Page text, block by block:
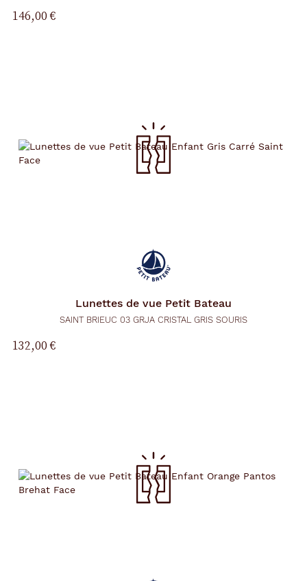
146,00 €
Lunettes de vue Petit Bateau
SAINT BRIEUC 03 GRJA CRISTAL GRIS SOURIS
132,00 €